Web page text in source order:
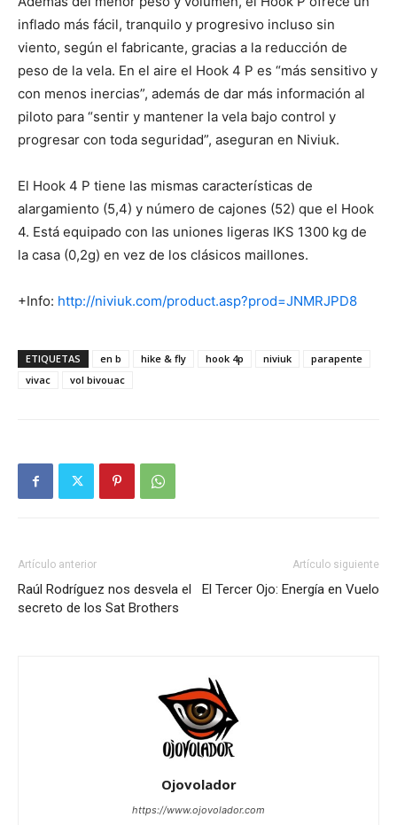
inflado más fácil, tranquilo y progresivo incluso sin
viento, según el fabricante, gracias a la reducción de
peso de la vela. En el aire el Hook 4 P es “más sensitivo y
con menos inercias”, además de dar más información al
piloto para “sentir y mantener la vela bajo control y
progresar con toda seguridad”, aseguran en Niviuk.
El Hook 4 P tiene las mismas características de
alargamiento (5,4) y número de cajones (52) que el Hook
4. Está equipado con las uniones ligeras IKS 1300 kg de
la casa (0,2g) en vez de los clásicos maillones.
+Info: http://niviuk.com/product.asp?prod=JNMRJPD8
ETIQUETAS en b hike & fly hook 4p niviuk
parapente
vivac
vol bivouac
Artículo anterior
Raúl Rodríguez nos desvela el
secreto de los Sat Brothers
Artículo siguiente
El Tercer Ojo: Energía en Vuelo
Ojovolador
https://www.ojovolador.com